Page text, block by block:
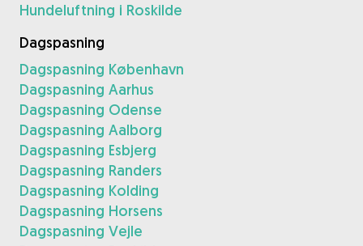
Hundeluftning i Roskilde
Dagspasning
Dagspasning København
Dagspasning Aarhus
Dagspasning Odense
Dagspasning Aalborg
Dagspasning Esbjerg
Dagspasning Randers
Dagspasning Kolding
Dagspasning Horsens
Dagspasning Vejle